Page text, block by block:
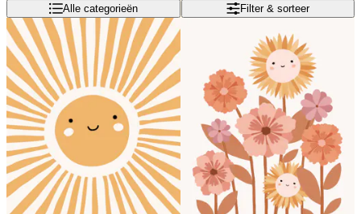
Alle categorieën Filter & sorteer